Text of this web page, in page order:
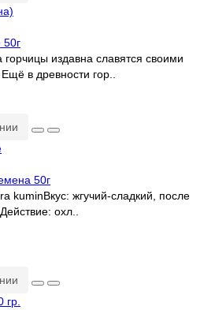
издавна славятся своими
в древности гор..
50г
kuminВкус: жгучий-сладкий, после
охл..